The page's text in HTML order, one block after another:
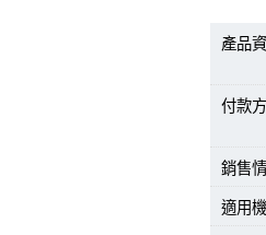
產品
付款
銷售
適用